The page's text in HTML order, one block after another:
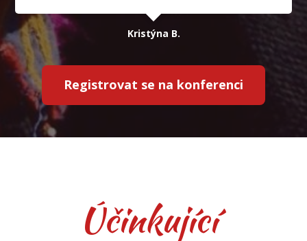
Kristýna B.
Registrovat se na konferenci
Účinkující